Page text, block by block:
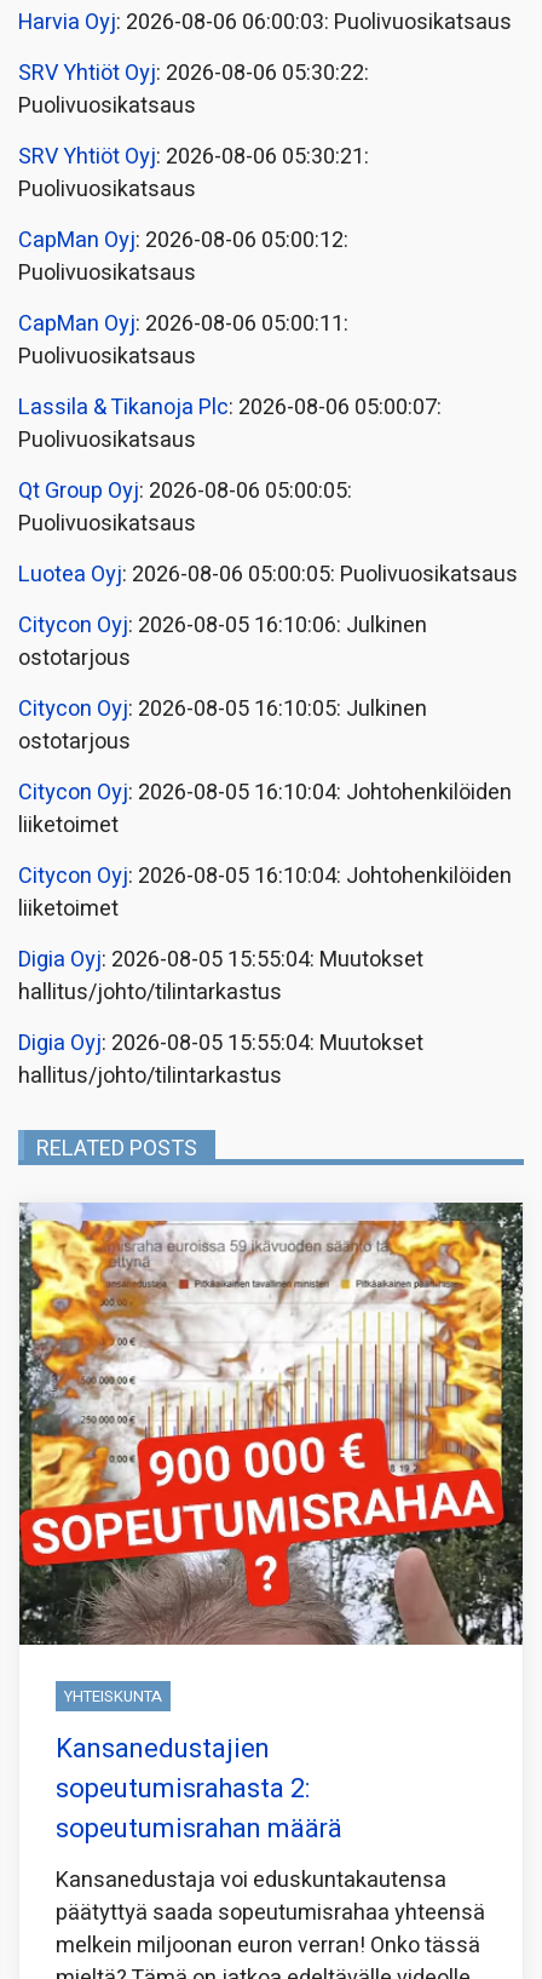
Harvia Oyj: 2026-08-06 06:00:03: Puolivuosikatsaus
SRV Yhtiöt Oyj: 2026-08-06 05:30:22:
Puolivuosikatsaus
SRV Yhtiöt Oyj: 2026-08-06 05:30:21:
Puolivuosikatsaus
CapMan Oyj: 2026-08-06 05:00:12:
Puolivuosikatsaus
CapMan Oyj: 2026-08-06 05:00:11:
Puolivuosikatsaus
Lassila & Tikanoja Plc: 2026-08-06 05:00:07:
Puolivuosikatsaus
Qt Group Oyj: 2026-08-06 05:00:05:
Puolivuosikatsaus
Luotea Oyj: 2026-08-06 05:00:05: Puolivuosikatsaus
Citycon Oyj: 2026-08-05 16:10:06: Julkinen
ostotarjous
Citycon Oyj: 2026-08-05 16:10:05: Julkinen
ostotarjous
Citycon Oyj: 2026-08-05 16:10:04: Johtohenkilöiden
liiketoimet
Citycon Oyj: 2026-08-05 16:10:04: Johtohenkilöiden
liiketoimet
Digia Oyj: 2026-08-05 15:55:04: Muutokset
hallitus/johto/tilintarkastus
Digia Oyj: 2026-08-05 15:55:04: Muutokset
hallitus/johto/tilintarkastus
RELATED POSTS
YHTEISKUNTA
Kansanedustajien
sopeutumisrahasta 2:
sopeutumisrahan määrä
Kansanedustaja voi eduskuntakautensa
päätyttyä saada sopeutumisrahaa yhteensä
melkein miljoonan euron verran! Onko tässä